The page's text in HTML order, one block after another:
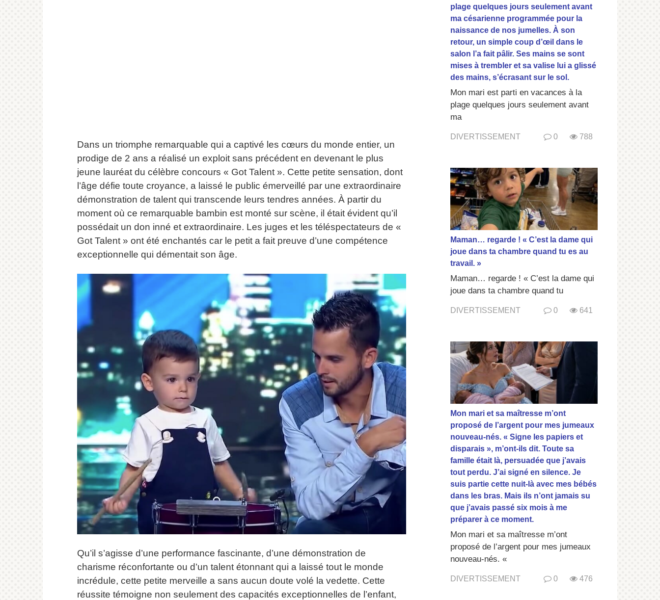
Dans un triomphe remarquable qui a captivé les cœurs du monde entier, un
prodige de 2 ans a réalisé un exploit sans précédent en devenant le plus
jeune lauréat du célèbre concours « Got Talent ». Cette petite sensation, dont
l’âge défie toute croyance, a laissé le public émerveillé par une extraordinaire
démonstration de talent qui transcende leurs tendres années. À partir du
moment où ce remarquable bambin est monté sur scène, il était évident qu’il
possédait un don inné et extraordinaire. Les juges et les téléspectateurs de «
Got Talent » ont été enchantés car le petit a fait preuve d’une compétence
exceptionnelle qui démentait son âge.
Qu’il s’agisse d’une performance fascinante, d’une démonstration de
charisme réconfortante ou d’un talent étonnant qui a laissé tout le monde
incrédule, cette petite merveille a sans aucun doute volé la vedette. Cette
réussite témoigne non seulement des capacités exceptionnelles de l’enfant,
plage quelques jours seulement avant
ma césarienne programmée pour la
naissance de nos jumelles. À son
retour, un simple coup d’œil dans le
salon l’a fait pâlir. Ses mains se sont
mises à trembler et sa valise lui a glissé
des mains, s’écrasant sur le sol.
Mon mari est parti en vacances à la
plage quelques jours seulement avant
ma
DIVERTISSEMENT 0 788
Maman… regarde ! « C’est la dame qui
joue dans ta chambre quand tu es au
travail. »
Maman… regarde ! « C’est la dame qui
joue dans ta chambre quand tu
DIVERTISSEMENT 0 641
Mon mari et sa maîtresse m’ont
proposé de l’argent pour mes jumeaux
nouveau-nés. « Signe les papiers et
disparais », m’ont-ils dit. Toute sa
famille était là, persuadée que j’avais
tout perdu. J’ai signé en silence. Je
suis partie cette nuit-là avec mes bébés
dans les bras. Mais ils n’ont jamais su
que j’avais passé six mois à me
préparer à ce moment.
Mon mari et sa maîtresse m’ont
proposé de l’argent pour mes jumeaux
nouveau-nés. «
DIVERTISSEMENT 0 476